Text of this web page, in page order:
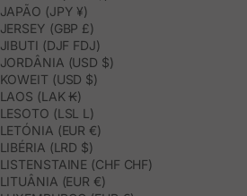
JAPÃO (JPY ¥)
JERSEY (GBP £)
JIBUTI (DJF FDJ)
JORDÂNIA (USD $)
KOWEIT (USD $)
LAOS (LAK ₭)
LESOTO (LSL L)
LETÓNIA (EUR €)
LIBÉRIA (LRD $)
LISTENSTAINE (CHF CHF)
LITUÂNIA (EUR €)